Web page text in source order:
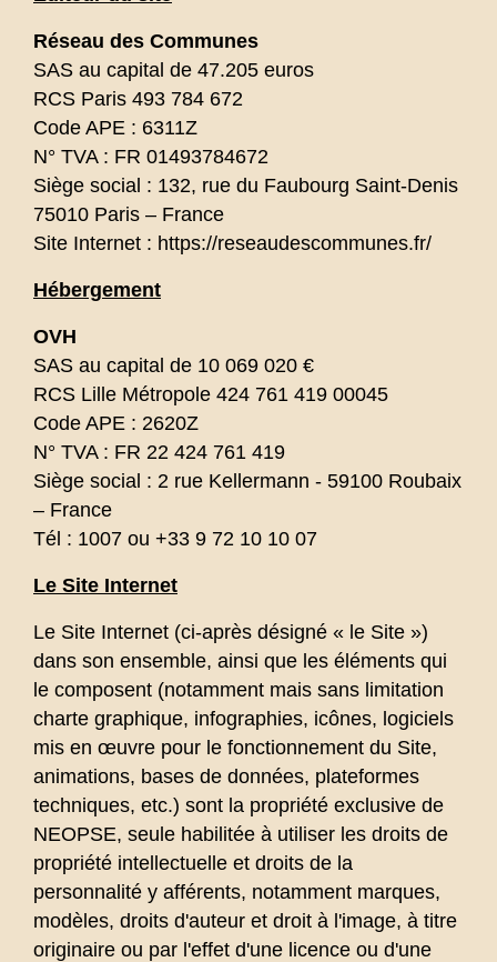
Réseau des Communes
SAS au capital de 47.205 euros
RCS Paris 493 784 672
Code APE : 6311Z
N° TVA : FR 01493784672
Siège social : 132, rue du Faubourg Saint-Denis
75010 Paris – France
Site Internet : https://reseaudescommunes.fr/
Hébergement
OVH
SAS au capital de 10 069 020 €
RCS Lille Métropole 424 761 419 00045
Code APE : 2620Z
N° TVA : FR 22 424 761 419
Siège social : 2 rue Kellermann - 59100 Roubaix
– France
Tél : 1007 ou +33 9 72 10 10 07
Le Site Internet
Le Site Internet (ci-après désigné « le Site »)
dans son ensemble, ainsi que les éléments qui
le composent (notamment mais sans limitation
charte graphique, infographies, icônes, logiciels
mis en œuvre pour le fonctionnement du Site,
animations, bases de données, plateformes
techniques, etc.) sont la propriété exclusive de
NEOPSE, seule habilitée à utiliser les droits de
propriété intellectuelle et droits de la
personnalité y afférents, notamment marques,
modèles, droits d'auteur et droit à l'image, à titre
originaire ou par l'effet d'une licence ou d'une